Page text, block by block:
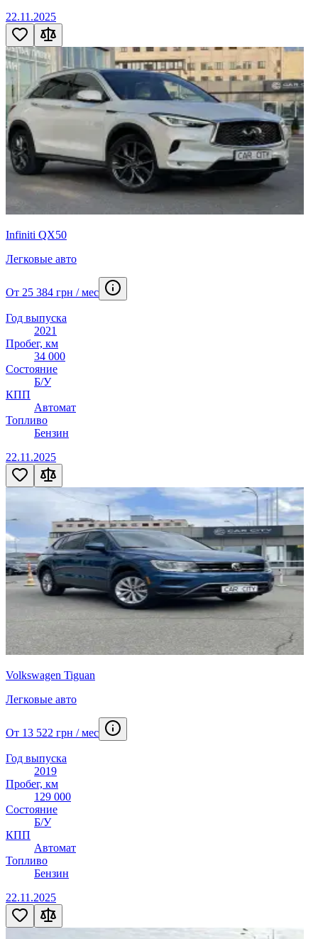
22.11.2025
Infiniti QX50
Легковые авто
От 25 384 грн / мес
Год выпуска
2021
Пробег, км
34 000
Состояние
Б/У
КПП
Автомат
Топливо
Бензин
22.11.2025
Volkswagen Tiguan
Легковые авто
От 13 522 грн / мес
Год выпуска
2019
Пробег, км
129 000
Состояние
Б/У
КПП
Автомат
Топливо
Бензин
22.11.2025